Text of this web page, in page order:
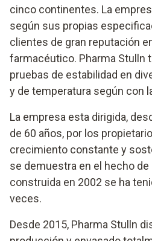
cinco continentes. La
según sus propias
clientes de gran reputación
farmacéutico. Pharma Stulln
pruebas de estabilidad en
y de temperatura según con
La empresa esta dirigida,
de 60 años, por los
crecimiento constante y
se demuestra en el hecho de
construida en 2002 se ha
veces.
Desde 2015, Pharma Stulln